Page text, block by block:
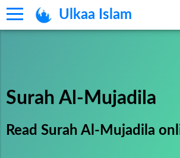
Ulkaa Islam
Surah Al-Mujadila
Read Surah Al-Mujadila